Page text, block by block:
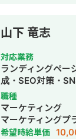
【ポートフォリオ】
https://plusgent.com/ 【経歴】
ント照明オペレー
ムエンジニア：1
ーランスデザイナー
では行政向けシス
発を担当し、ユー
や問題解決力を培
いセキュリティ要
が求められる現場
山下 竜志
対応業務
ランディングペー
成・SEO対策・
ページ制作・作成
運用代行・動画制
職種
マーケティング
マーケティングプ
希望時給単価